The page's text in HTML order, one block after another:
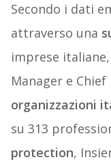
Secondo i dati
attraverso una
imprese italiane,
Manager e
organizzazioni
su 313
protection,